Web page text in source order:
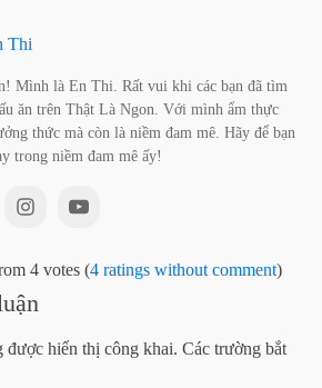
Thi
Mình là En Thi. Rất vui khi các bạn đã tìm
ăn trên Thật Là Ngon. Với mình ẩm thực
thức mà còn là niềm đam mê. Hãy để bạn
trong niềm đam mê ấy!
4 votes (4 ratings without comment)
được hiển thị công khai. Các trường bắt